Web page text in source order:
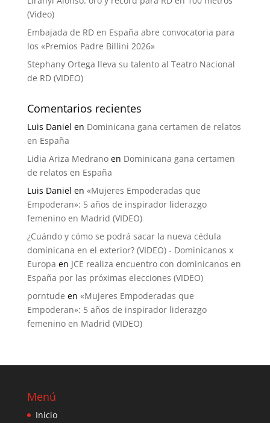
(Video)
Embajada de RD en España abre convocatoria para
los «Premios Padre Billini 2026»
Stephany Ortega lleva su talento al Teatro Nacional
de RD (VIDEO)
Comentarios recientes
Luis Daniel en Dominicana gana certamen de relatos
en España
Lidia Ariza Medranoen Dominicana gana certamen
de relatos en España
Luis Daniel en «Mujeres Empoderadas que
Empoderan»: 5 años de inspirador liderazgo
femenino en Madrid (VIDEO)
¿Cuándo y cómo se podrá sacar la nueva cédula
dominicana en el exterior? (VIDEO) - Dominicanos x
Europa en JCE realiza encuentro con dominicanos en
España por las próximas elecciones (VIDEO)
porntude en «Mujeres Empoderadas que
Empoderan»: 5 años de inspirador liderazgo
femenino en Madrid (VIDEO)
Menú
Inicio